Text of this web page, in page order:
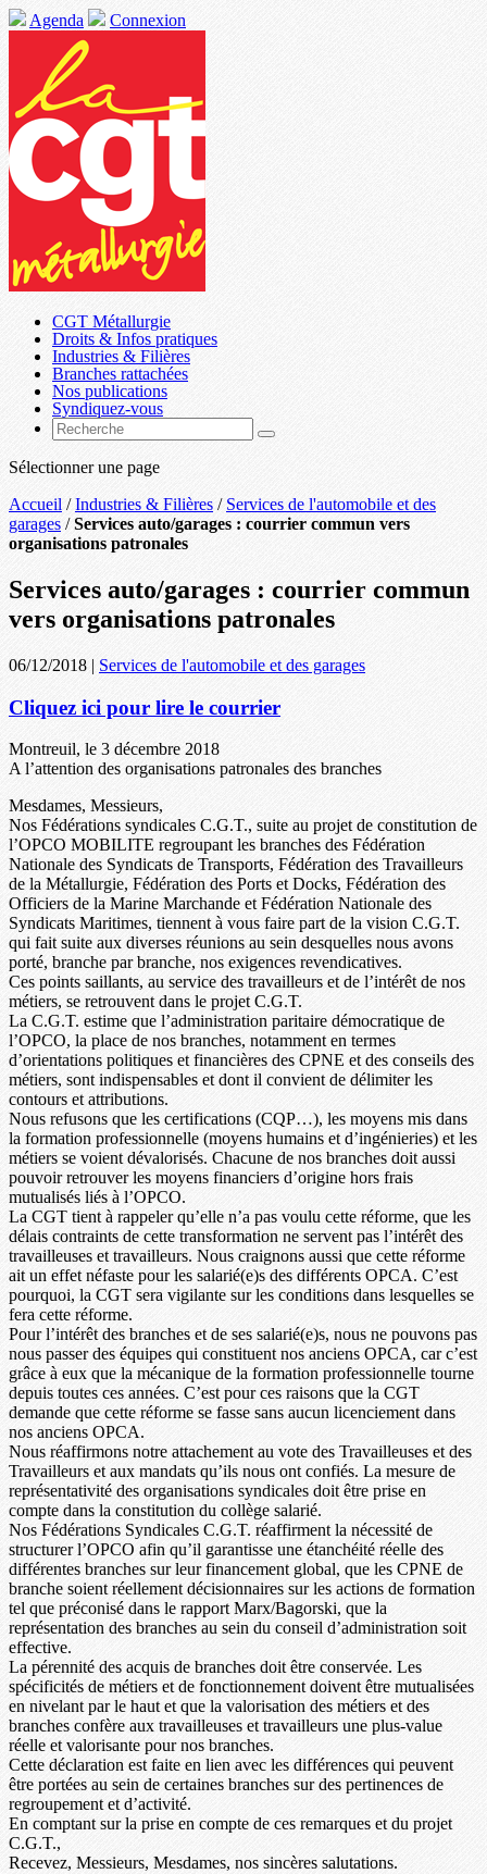
Agenda Connexion
CGT Métallurgie
Droits & Infos pratiques
Industries & Filières
Branches rattachées
Nos publications
Syndiquez-vous
Sélectionner une page
Accueil /Industries & Filières / Services de l'automobile et des
garages /Services auto/garages : courrier commun vers
organisations patronales
Services auto/garages : courrier commun
vers organisations patronales
06/12/2018 | Services de l'automobile et des garages
Cliquez ici pour lire le courrier
Montreuil, le 3 décembre 2018
A l’attention des organisations patronales des branches
Mesdames, Messieurs,
Nos Fédérations syndicales C.G.T., suite au projet de constitution de
l’OPCO MOBILITE regroupant les branches des Fédération
Nationale des Syndicats de Transports, Fédération des Travailleurs
de la Métallurgie, Fédération des Ports et Docks, Fédération des
Officiers de la Marine Marchande et Fédération Nationale des
Syndicats Maritimes, tiennent à vous faire part de la vision C.G.T.
qui fait suite aux diverses réunions au sein desquelles nous avons
porté, branche par branche, nos exigences revendicatives.
Ces points saillants, au service des travailleurs et de l’intérêt de nos
métiers, se retrouvent dans le projet C.G.T.
La C.G.T. estime que l’administration paritaire démocratique de
l’OPCO, la place de nos branches, notamment en termes
d’orientations politiques et financières des CPNE et des conseils des
métiers, sont indispensables et dont il convient de délimiter les
contours et attributions.
Nous refusons que les certifications (CQP…), les moyens mis dans
la formation professionnelle (moyens humains et d’ingénieries) et les
métiers se voient dévalorisés. Chacune de nos branches doit aussi
pouvoir retrouver les moyens financiers d’origine hors frais
mutualisés liés à l’OPCO.
La CGT tient à rappeler qu’elle n’a pas voulu cette réforme, que les
délais contraints de cette transformation ne servent pas l’intérêt des
travailleuses et travailleurs. Nous craignons aussi que cette réforme
ait un effet néfaste pour les salarié(e)s des différents OPCA. C’est
pourquoi, la CGT sera vigilante sur les conditions dans lesquelles se
fera cette réforme.
Pour l’intérêt des branches et de ses salarié(e)s, nous ne pouvons pas
nous passer des équipes qui constituent nos anciens OPCA, car c’est
grâce à eux que la mécanique de la formation professionnelle tourne
depuis toutes ces années. C’est pour ces raisons que la CGT
demande que cette réforme se fasse sans aucun licenciement dans
nos anciens OPCA.
Nous réaffirmons notre attachement au vote des Travailleuses et des
Travailleurs et aux mandats qu’ils nous ont confiés. La mesure de
représentativité des organisations syndicales doit être prise en
compte dans la constitution du collège salarié.
Nos Fédérations Syndicales C.G.T. réaffirment la nécessité de
structurer l’OPCO afin qu’il garantisse une étanchéité réelle des
différentes branches sur leur financement global, que les CPNE de
branche soient réellement décisionnaires sur les actions de formation
tel que préconisé dans le rapport Marx/Bagorski, que la
représentation des branches au sein du conseil d’administration soit
effective.
La pérennité des acquis de branches doit être conservée. Les
spécificités de métiers et de fonctionnement doivent être mutualisées
en nivelant par le haut et que la valorisation des métiers et des
branches confère aux travailleuses et travailleurs une plus-value
réelle et valorisante pour nos branches.
Cette déclaration est faite en lien avec les différences qui peuvent
être portées au sein de certaines branches sur des pertinences de
regroupement et d’activité.
En comptant sur la prise en compte de ces remarques et du projet
C.G.T.,
Recevez, Messieurs, Mesdames, nos sincères salutations.